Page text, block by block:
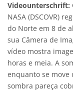
Videounterschrift:
NASA (DSCOVR)
do Norte em 8 de
sua Câmera de
vídeo mostra
horas e meia. A
enquanto se move
sombra pareça